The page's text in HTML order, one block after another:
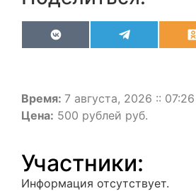
VK
Время: 7 августа, 2026 :: 07:26
Цена: 500 рублей руб.
Участники:
Информация отсутствует.